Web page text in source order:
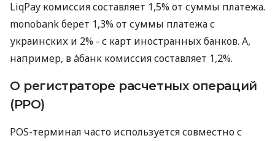
LiqPay комиссия составляет 1,5% от суммы платежа.
monobank берет 1,3% от суммы платежа с
украинских и 2% - с карт иностранных банков. А,
например, в àбанк комиссия составляет 1,2%.
О регистраторе расчетных операций
(РРО)
POS-терминал часто используется совместно с